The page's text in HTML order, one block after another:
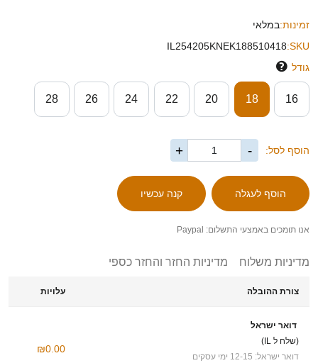
זמינות:במלאי
SKU:
IL254205KNEK188510418
גודל
16
18
20
22
24
26
28
הוסף לסל: -
+
אנו תומכים באמצעי התשלום: Paypal
מדיניות משלוח מדיניות החזר והחזר כספי
צורת ההובלה עלויות
דואר ישראל
(שלח ל IL)
דואר ישראל: 12-15 ימי עסקים
₪0.00